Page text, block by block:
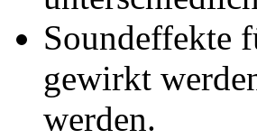
Soundeffekte
gewirkt
werden.